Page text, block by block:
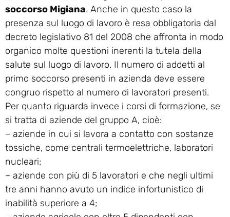
soccorso Migiana. Anche in questo caso la
presenza sul luogo di lavoro è resa obbligatoria dal
decreto legislativo 81 del 2008 che affronta in modo
organico molte questioni inerenti la tutela della
salute sul luogo di lavoro. Il numero di addetti al
primo soccorso presenti in azienda deve essere
congruo rispetto al numero di lavoratori presenti.
Per quanto riguarda invece i corsi di formazione, se
si tratta di aziende del gruppo A, cioè:
– aziende in cui si lavora a contatto con sostanze
tossiche, come centrali termoelettriche, laboratori
nucleari;
– aziende con più di 5 lavoratori e che negli ultimi
tre anni hanno avuto un indice infortunistico di
inabilità superiore a 4;